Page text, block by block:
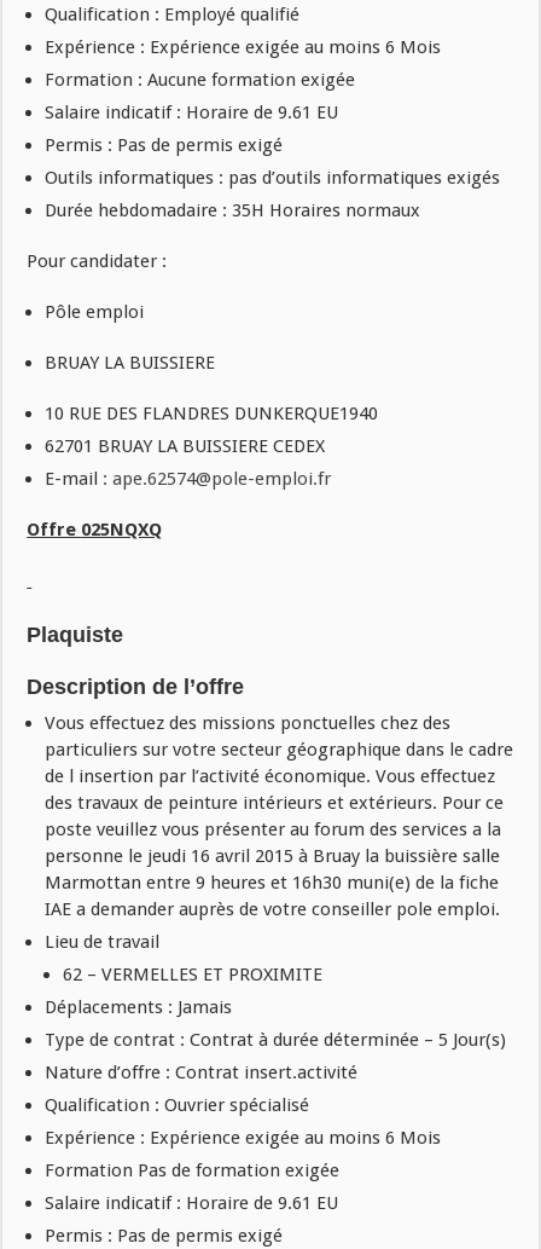
Qualification : Employé qualifié
Expérience : Expérience exigée au moins 6 Mois
Formation : Aucune formation exigée
Salaire indicatif : Horaire de 9.61 EU
Permis : Pas de permis exigé
Outils informatiques : pas d’outils informatiques exigés
Durée hebdomadaire : 35H Horaires normaux
Pour candidater :
Pôle emploi
BRUAY LA BUISSIERE
10 RUE DES FLANDRES DUNKERQUE1940
62701 BRUAY LA BUISSIERE CEDEX
E-mail :ape.62574@pole-emploi.fr
Offre 025NQXQ
Plaquiste
Description de l’offre
Vous effectuez des missions ponctuelles chez des
particuliers sur votre secteur géographique dans le cadre
de l insertion par l’activité économique. Vous effectuez
des travaux de peinture intérieurs et extérieurs. Pour ce
poste veuillez vous présenter au forum des services a la
personne le jeudi 16 avril 2015 à Bruay la buissière salle
Marmottan entre 9 heures et 16h30 muni(e) de la fiche
IAE a demander auprès de votre conseiller pole emploi.
Lieu de travail
62 – VERMELLES ET PROXIMITE
Déplacements : Jamais
Type de contrat : Contrat à durée déterminée – 5 Jour(s)
Nature d’offre : Contrat insert.activité
Qualification : Ouvrier spécialisé
Expérience : Expérience exigée au moins 6 Mois
Formation Pas de formation exigée
Salaire indicatif : Horaire de 9.61 EU
Permis : Pas de permis exigé